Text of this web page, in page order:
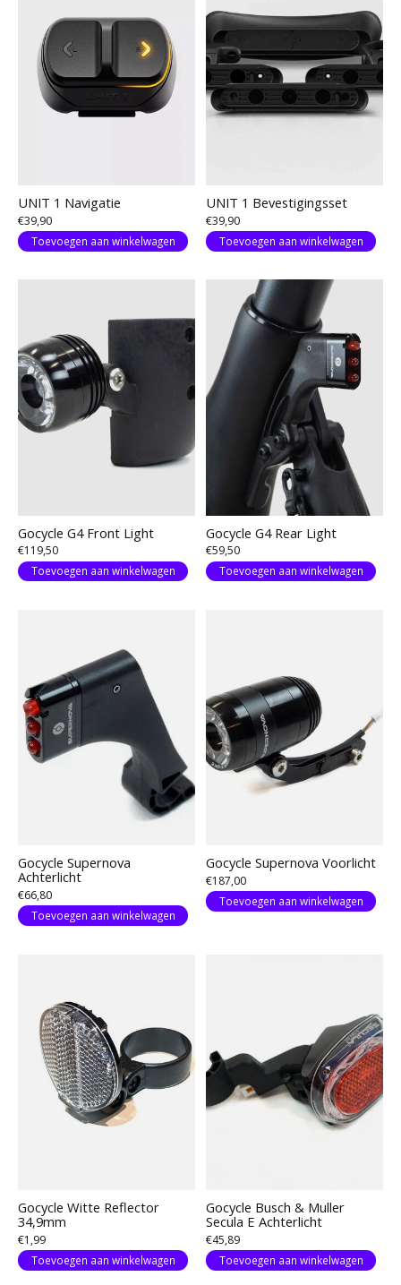
UNIT 1 Navigatie
€39,90
Toevoegen aan winkelwagen
UNIT 1 Bevestigingsset
€39,90
Toevoegen aan winkelwagen
Gocycle G4 Front Light
€119,50
Toevoegen aan winkelwagen
Gocycle G4 Rear Light
€59,50
Toevoegen aan winkelwagen
Gocycle Supernova
Achterlicht
€66,80
Toevoegen aan winkelwagen
Gocycle Supernova Voorlicht
€187,00
Toevoegen aan winkelwagen
Gocycle Witte Reflector
34,9mm
€1,99
Toevoegen aan winkelwagen
Gocycle Busch & Muller
Secula E Achterlicht
€45,89
Toevoegen aan winkelwagen